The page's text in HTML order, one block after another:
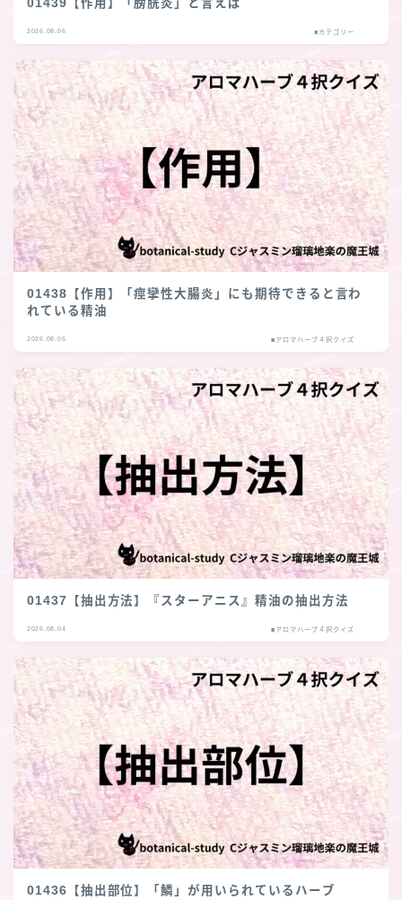
01439【作用】「膀胱炎」と言えば
2026.08.06 ■カテゴリー
01438【作用】「痙攣性大腸炎」にも期待できると言わ
れている精油
2026.08.05 ■アロマハーブ４択クイズ
01437【抽出方法】『スターアニス』精油の抽出方法
2026.08.04 ■アロマハーブ４択クイズ
01436【抽出部位】「鱗」が用いられているハーブ